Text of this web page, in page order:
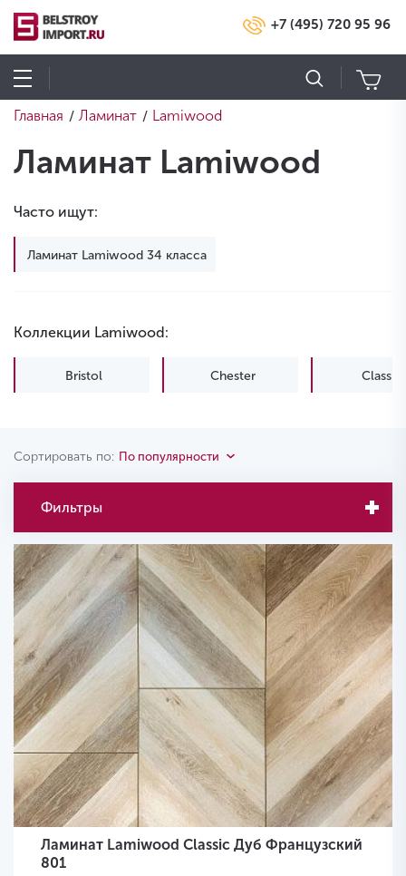
+7 (495) 720 95 96
Главная / Ламинат / Lamiwood
Ламинат Lamiwood
Часто ищут:
Ламинат Lamiwood 34 класса
Коллекции Lamiwood:
Bristol Chester Classic
Сортировать по: По популярности
Фильтры
Ламинат Lamiwood Classic Дуб Французский
801